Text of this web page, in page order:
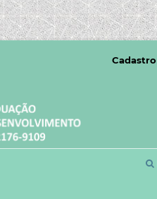
Cadastro